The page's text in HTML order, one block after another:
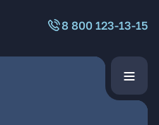
8 800 123-13-15